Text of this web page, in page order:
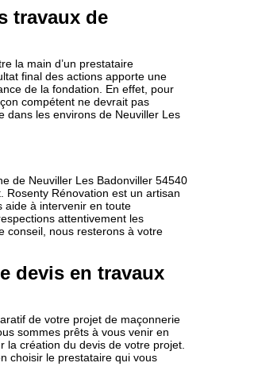
travaux de
la main d’un prestataire
final des actions apporte une
de la fondation. En effet, pour
compétent ne devrait pas
dans les environs de Neuviller Les
de Neuviller Les Badonviller 54540
Rosenty Rénovation est un artisan
aide à intervenir en toute
attentivement les
conseil, nous resterons à votre
devis en travaux
de votre projet de maçonnerie
sommes prêts à vous venir en
la création du devis de votre projet.
choisir le prestataire qui vous